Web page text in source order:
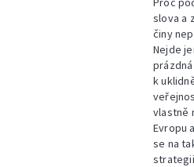
slova a
činy
Nejde
k
vlastně
Evropu
se na